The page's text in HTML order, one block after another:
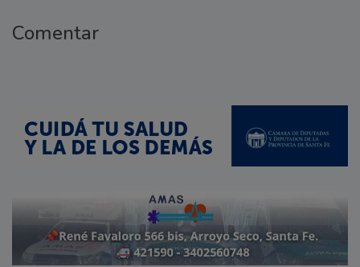
Comentar